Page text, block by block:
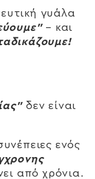
γυάλα
– και
δεν είναι
ενός
από χρόνια.